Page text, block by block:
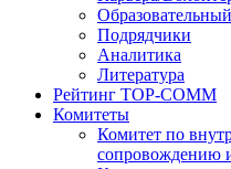
Подрядчики
Аналитика
Литература
Рейтинг TOP-COMM
Комитеты
Комитет по
сопровождению